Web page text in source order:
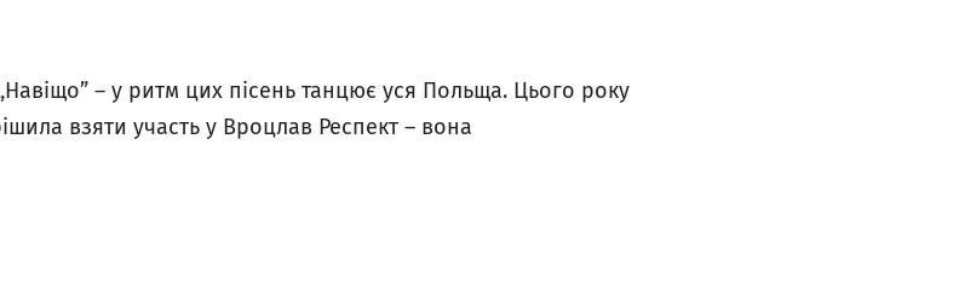
– у ритм цих пісень танцює уся Польща. Цього року
взяти участь у Вроцлав Респект – вона